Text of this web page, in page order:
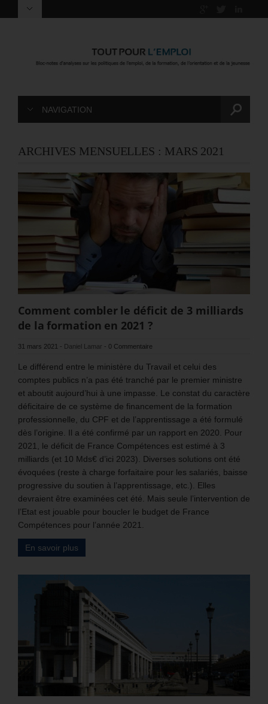
NAVIGATION
ARCHIVES MENSUELLES : MARS 2021
Comment combler le déficit de 3 milliards
de la formation en 2021 ?
31 mars 2021 - Daniel Lamar - 0 Commentaire
Le différend entre le ministère du Travail et celui des
comptes publics n’a pas été tranché par le premier ministre
et aboutit aujourd’hui à une impasse. Le constat du caractère
déficitaire de ce système de financement de la formation
professionnelle, du CPF et de l’apprentissage a été formulé
dès l’origine. Il a été confirmé par un rapport en 2020. Pour
2021, le déficit de France Compétences est estimé à 3
milliards (et 10 Mds€ d’ici 2023). Diverses solutions ont été
évoquées (reste à charge forfaitaire pour les salariés, baisse
progressive du soutien à l’apprentissage, etc.). Elles
devraient être examinées cet été. Mais seule l’intervention de
l’Etat est jouable pour boucler le budget de France
Compétences pour l’année 2021.
En savoir plus